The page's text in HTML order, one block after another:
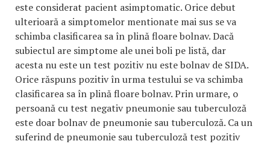
este considerat pacient asimptomatic. Orice debut
ulterioară a simptomelor mentionate mai sus se va
schimba clasificarea sa în plină floare bolnav. Dacă
subiectul are simptome ale unei boli pe listă, dar
acesta nu este un test pozitiv nu este bolnav de SIDA.
Orice răspuns pozitiv în urma testului se va schimba
clasificarea sa în plină floare bolnav. Prin urmare, o
persoană cu test negativ pneumonie sau tuberculoză
este doar bolnav de pneumonie sau tuberculoză. Ca un
suferind de pneumonie sau tuberculoză test pozitiv